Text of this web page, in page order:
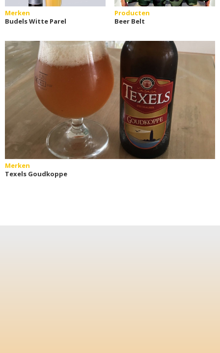
Merken
Budels Witte Parel
Producten
Beer Belt
Merken
Texels Goudkoppe